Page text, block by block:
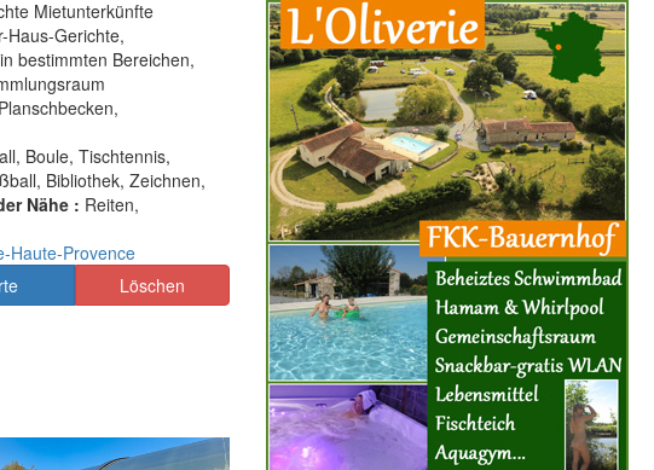
Mietunterkünfte
Haus-Gerichte,
bestimmten Bereichen,
Boule, Tischtennis,
Bibliothek, Zeichnen,
Nähe : Reiten,
Haute-Provence
Löschen